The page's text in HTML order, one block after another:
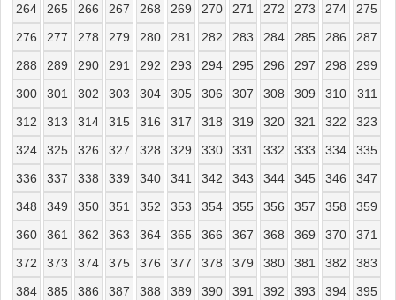
264
265 266 267 268 269 270 271 272 273 274
275
276
277 278 279 280 281 282 283 284 285 286
287
288
289 290 291 292 293 294 295 296 297 298
299
300
301 302 303 304 305 306 307 308 309 310
311
312
313 314 315 316 317 318 319 320 321 322
323
324
325 326 327 328 329 330 331 332 333 334
335
336
337 338 339 340 341 342 343 344 345 346
347
348
349 350 351 352 353 354 355 356 357 358
359
360
361 362 363 364 365 366 367 368 369 370
371
372
373 374 375 376 377 378 379 380 381 382
383
384
385 386 387 388 389 390 391 392 393 394
395